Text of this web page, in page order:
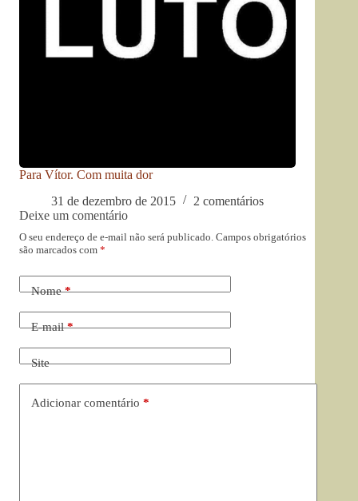
Para Vítor. Com muita dor
31 de dezembro de 2015
2 comentários
Deixe um comentário
O seu endereço de e-mail não será publicado. Campos obrigatórios
são marcados com *
Nome*
E-mail*
Site
Adicionar comentário *